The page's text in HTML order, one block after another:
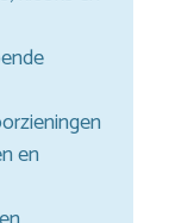
en